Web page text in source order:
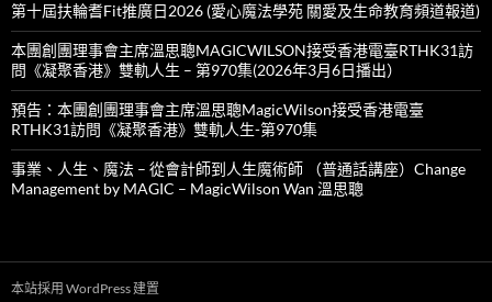
第十屆扶輪耆Fit推廣日2026 (愛心魔法學苑 關愛及生命教育頻道報道)
本團創團理事會主席溫思聰MAGICWILSON接受香港電臺RTHK31訪
問《凝聚香港》雙軌人生 – 第970集(2026年3月6日播出）
預告：本團創團理事會主席溫思聰MagicWilson接受香港電臺
RTHK31訪問《凝聚香港》雙軌人生-第970集
事業、人生、魔法 – 從會計師到人生魔術師 （普通話講座）Change
Management by MAGIC – MagicWilson Wan 溫思聰
本站採用 WordPress 建置